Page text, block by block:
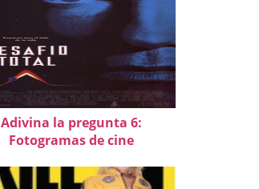
Adivina la pregunta 6:
Fotogramas de cine